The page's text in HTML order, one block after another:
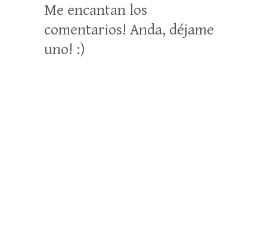
Me encantan los
comentarios! Anda, déjame
uno! :)